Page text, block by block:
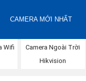
CAMERA MỚI NHẤT
Wifi
Camera Ngoài Trời
Hikvision